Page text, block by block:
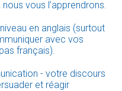
vous l’apprendrons.
en anglais (surtout
avec vos
français).
- votre discours
et réagir